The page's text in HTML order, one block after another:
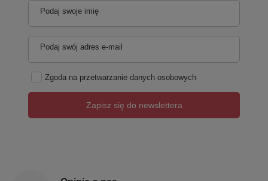
Podaj swoje imię
Podaj swój adres e-mail
Zgoda na przetwarzanie danych osobowych
Zapisz się do newslettera